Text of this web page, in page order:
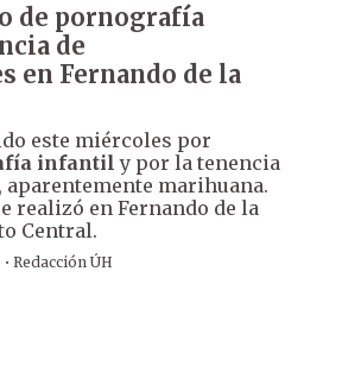
de pornografía
de
en Fernando de la
este miércoles por
infantil y por la tenencia
aparentemente marihuana.
realizó en Fernando de la
Central.
· Redacción ÚH